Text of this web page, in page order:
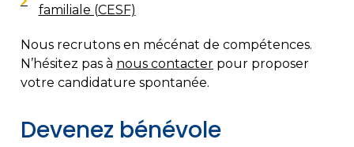
familiale (CESF)
Nous recrutons en mécénat de compétences.
N’hésitez pas à nous contacter pour proposer
votre candidature spontanée.
Devenez bénévole